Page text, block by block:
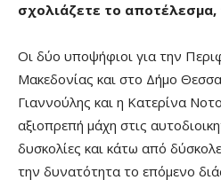
σχολιάζετε το αποτέλεσμα,
Οι δύο υποψήφιοι για την
Μακεδονίας και στο Δήμο
Γιαννούλης και η Κατερίνα
αξιοπρεπή μάχη στις
δυσκολίες και κάτω από
την δυνατότητα το επόμενο